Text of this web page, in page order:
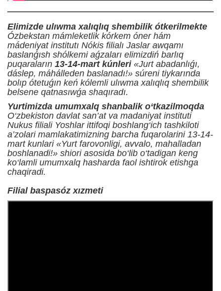
Elimizde ulıwma xalıqlıq shembilik ótkerilmekte
Ózbekstan mámleketlik kórkem óner hám
mádeniyat institutı Nókis filialı Jaslar awqamı
baslanǵısh shólkemi aǵzaları elimizdiń barlıq
puqaraların 13-14-mart kúnleri«Jurt abadanlıǵı,
dáslep, máhálleden baslanadı!» súreni tiykarında
bolıp ótetuǵın keń kólemli ulıwma xalıqlıq shembilik
belsene qatnasıwǵa shaqıradı.
Yurtimizda umumxalq shanbalik o‘tkazilmoqda
O‘zbekiston davlat san’at va madaniyat instituti
Nukus filiali Yoshlar ittifoqi boshlang‘ich tashkiloti
a’zolari mamlakatimizning barcha fuqarolarini 13-14-
mart kunlari «Yurt farovonligi, avvalo, mahalladan
boshlanadi!» shiori asosida bo‘lib o‘tadigan keng
ko‘lamli umumxalq hasharda faol ishtirok etishga
chaqiradi.
Filial baspasóz xızmeti